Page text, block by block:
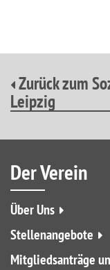
Zurück zum
Leipzig
DerVerein
Über Uns
Stellenangebote
Mitgliedsanträge